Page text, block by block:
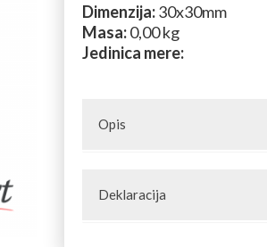
Dimenzija:30x30mm
Masa:0,00 kg
Jedinica mere:
Opis
Čepovi za metalne kutije
Deklaracija